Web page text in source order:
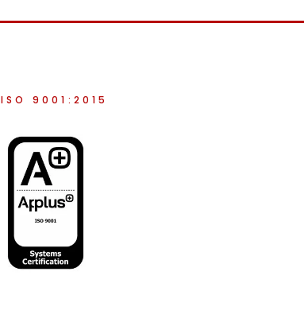
ISO 9001:2015